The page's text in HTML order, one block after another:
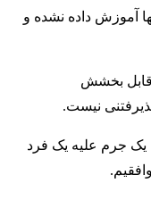
آموزش داده نشده و
بخشش
نیست.
یک جرم علیه یک فرد